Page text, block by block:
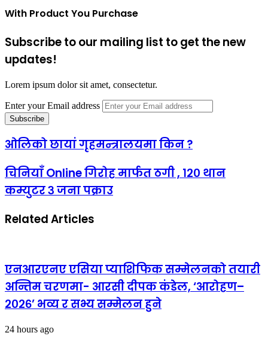
With Product You Purchase
Subscribe to our mailing list to get the new
updates!
Lorem ipsum dolor sit amet, consectetur.
Enter your Email address
ओलिको छायां गृहमन्त्रालयमा किन ?
चिनियाँ Online गिरोह मार्फत ठगी , १२० थान
कम्युटर ३ जना पक्राउ
Related Articles
एनआरएनए एसिया प्याशिफिक सम्मेलनको तयारी
अन्तिम चरणमा- आरसी दीपक कंडेल, ‘आरोहण–
२०२६’ भव्य र सभ्य सम्मेलन हुने
24 hours ago